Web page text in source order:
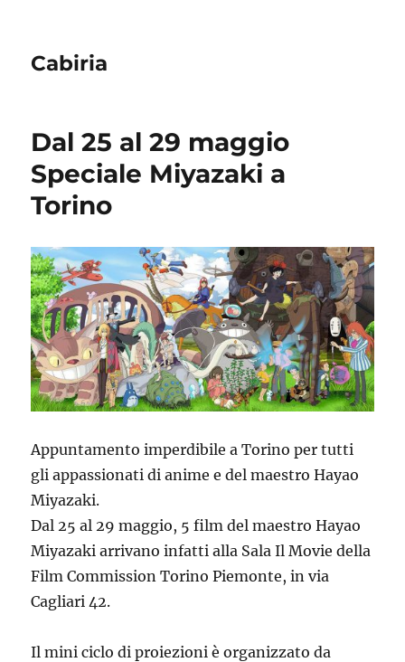
Cabiria
Dal 25 al 29 maggio
Speciale Miyazaki a
Torino
Appuntamento imperdibile a Torino per tutti
gli appassionati di anime e del maestro Hayao
Miyazaki.
Dal 25 al 29 maggio, 5 film del maestro Hayao
Miyazaki arrivano infatti alla Sala Il Movie della
Film Commission Torino Piemonte, in via
Cagliari 42.
Il mini ciclo di proiezioni è organizzato da